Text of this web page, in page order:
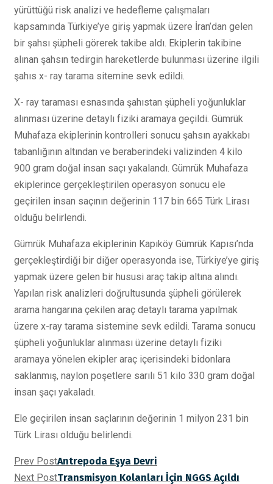
yürüttüğü risk analizi ve hedefleme çalışmaları
kapsamında Türkiye’ye giriş yapmak üzere İran’dan gelen
bir şahsı şüpheli görerek takibe aldı. Ekiplerin takibine
alınan şahsın tedirgin hareketlerde bulunması üzerine ilgili
şahıs x- ray tarama sitemine sevk edildi.
X- ray taraması esnasında şahıstan şüpheli yoğunluklar
alınması üzerine detaylı fiziki aramaya geçildi. Gümrük
Muhafaza ekiplerinin kontrolleri sonucu şahsın ayakkabı
tabanlığının altından ve beraberindeki valizinden 4 kilo
900 gram doğal insan saçı yakalandı. Gümrük Muhafaza
ekiplerince gerçekleştirilen operasyon sonucu ele
geçirilen insan saçının değerinin 117 bin 665 Türk Lirası
olduğu belirlendi.
Gümrük Muhafaza ekiplerinin Kapıköy Gümrük Kapısı’nda
gerçekleştirdiği bir diğer operasyonda ise, Türkiye’ye giriş
yapmak üzere gelen bir hususi araç takip altına alındı.
Yapılan risk analizleri doğrultusunda şüpheli görülerek
arama hangarına çekilen araç detaylı tarama yapılmak
üzere x-ray tarama sistemine sevk edildi. Tarama sonucu
şüpheli yoğunluklar alınması üzerine detaylı fiziki
aramaya yönelen ekipler araç içerisindeki bidonlara
saklanmış, naylon poşetlere sarılı 51 kilo 330 gram doğal
insan şaçı yakaladı.
Ele geçirilen insan saçlarının değerinin 1 milyon 231 bin
Türk Lirası olduğu belirlendi.
Prev PostAntrepoda Eşya Devri
Next PostTransmisyon Kolanları İçin NGGS Açıldı